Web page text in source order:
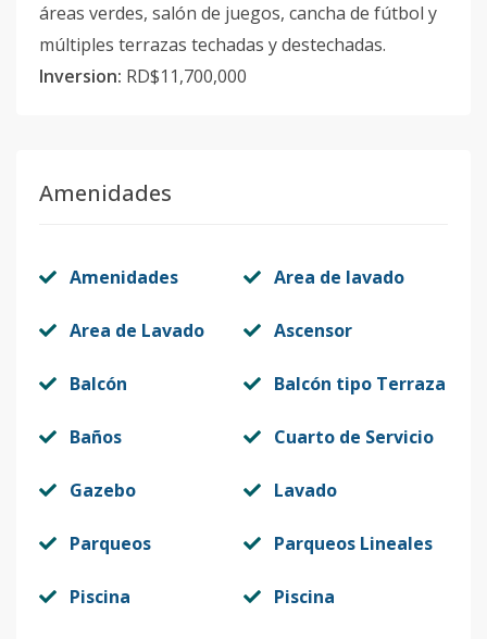
áreas verdes, salón de juegos, cancha de fútbol y
múltiples terrazas techadas y destechadas.
Inversion: RD$11,700,000
Amenidades
Amenidades Area de lavado
Area de Lavado Ascensor
Balcón Balcón tipo Terraza
Baños Cuarto de Servicio
Gazebo Lavado
Parqueos Parqueos Lineales
Piscina Piscina